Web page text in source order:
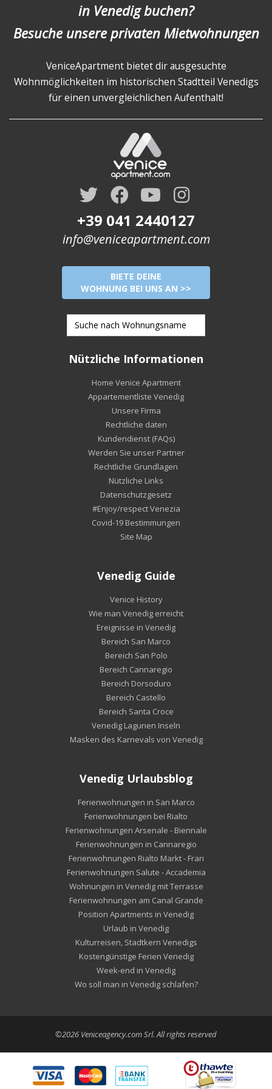
in Venedig buchen?
Besuche unsere privaten Mietwohnungen
VeniceApartment bietet dir ausgesuchte
Wohnmöglichkeiten im historischen Stadtteil Venedigs
für einen unvergleichlichen Aufenthalt!
+39 041 2440127
info@veniceapartment.com
BIETE DEINE
WOHNUNG BEI UNS AN >>
Nützliche Informationen
Home Venice Apartment
Appartementliste Venedig
Unsere Firma
Rechtliche daten
Kundendienst (FAQs)
Werden Sie unser Partner
Rechtliche Grundlagen
Nützliche Links
Datenschutzgesetz
#Enjoy/respect Venezia
Covid-19 Bestimmungen
Site Map
Venedig Guide
Venice History
Wie man Venedig erreicht
Ereignisse in Venedig
Bereich San Marco
Bereich San Polo
Bereich Cannaregio
Bereich Dorsoduro
Bereich Castello
Bereich Santa Croce
Venedig Lagunen Inseln
Masken des Karnevals von Venedig
Venedig Urlaubsblog
Ferienwohnungen in San Marco
Ferienwohnungen bei Rialto
Ferienwohnungen Arsenale - Biennale
Ferienwohnungen in Cannaregio
Ferienwohnungen Rialto Markt - Frari
Ferienwohnungen Salute - Accademia
Wohnungen in Venedig mit Terrasse
Ferienwohnungen am Canal Grande
Position Apartments in Venedig
Urlaub in Venedig
Kulturreisen, Stadtkern Venedigs
Kostengünstige Ferien Venedig
Week-end in Venedig
Wo soll man in Venedig schlafen?
©2026 Veniceagency.com Srl. All rights reserved